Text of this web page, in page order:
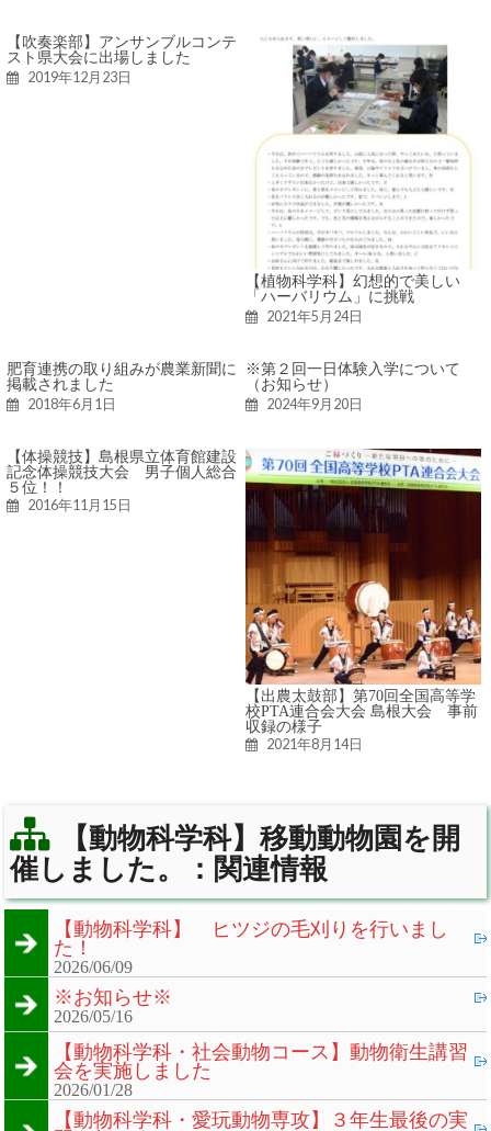
【吹奏楽部】アンサンブルコンテ
スト県大会に出場しました
2019年12月23日
【植物科学科】幻想的で美しい
「ハーバリウム」に挑戦
2021年5月24日
肥育連携の取り組みが農業新聞に
掲載されました
2018年6月1日
※第２回一日体験入学について
（お知らせ）
2024年9月20日
【体操競技】島根県立体育館建設
記念体操競技大会 男子個人総合
５位！！
2016年11月15日
【出農太鼓部】第70回全国高等学
校PTA連合会大会 島根大会 事前
収録の様子
2021年8月14日
【動物科学科】移動動物園を開
催しました。：関連情報
【動物科学科】 ヒツジの毛刈りを行いまし
た！
2026/06/09
※お知らせ※
2026/05/16
【動物科学科・社会動物コース】動物衛生講習
会を実施しました
2026/01/28
【動物科学科・愛玩動物専攻】３年生最後の実